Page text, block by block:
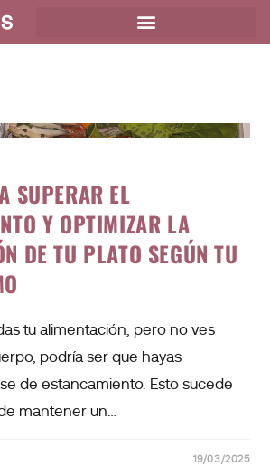
SUPERAR EL
Y OPTIMIZAR LA
DE TU PLATO SEGÚN TU
tu alimentación, pero no ves
podría ser que hayas
de estancamiento. Esto sucede
mantener un…
19/03/2025